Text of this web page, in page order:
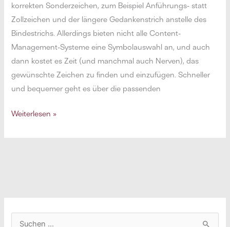
korrekten Sonderzeichen, zum Beispiel Anführungs- statt
Zollzeichen und der längere Gedankenstrich anstelle des
Bindestrichs. Allerdings bieten nicht alle Content-
Management-Systeme eine Symbolauswahl an, und auch
dann kostet es Zeit (und manchmal auch Nerven), das
gewünschte Zeichen zu finden und einzufügen. Schneller
und bequemer geht es über die pas­senden
Tastaturkürzel
Weiterlesen »